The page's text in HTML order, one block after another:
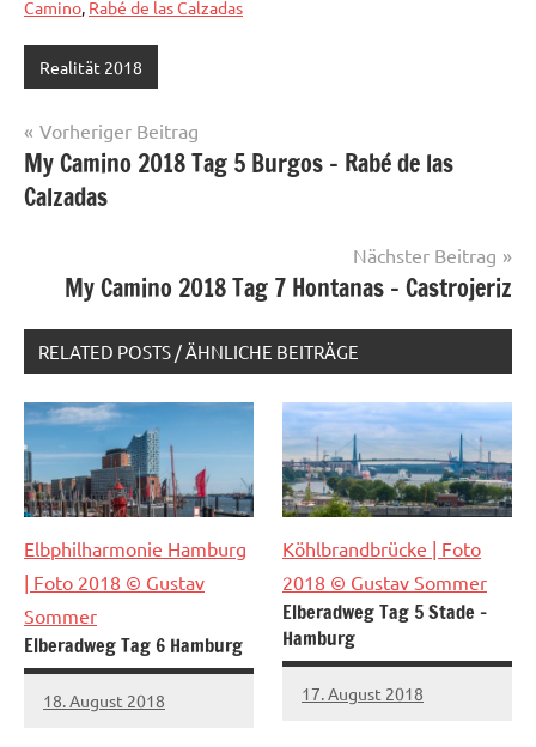
Camino Rabé de las Calzadas
Realität 2018
Beitragsnavigation
Vorheriger Beitrag
My Camino 2018 Tag 5 Burgos – Rabé de las
Calzadas
Nächster Beitrag
My Camino 2018 Tag 7 Hontanas – Castrojeriz
RELATED POSTS / ÄHNLICHE BEITRÄGE
Elbphilharmonie Hamburg
| Foto 2018 © Gustav
Sommer
Elberadweg Tag 6 Hamburg
18. August 2018
Köhlbrandbrücke | Foto
2018 © Gustav Sommer
Elberadweg Tag 5 Stade –
Hamburg
17. August 2018